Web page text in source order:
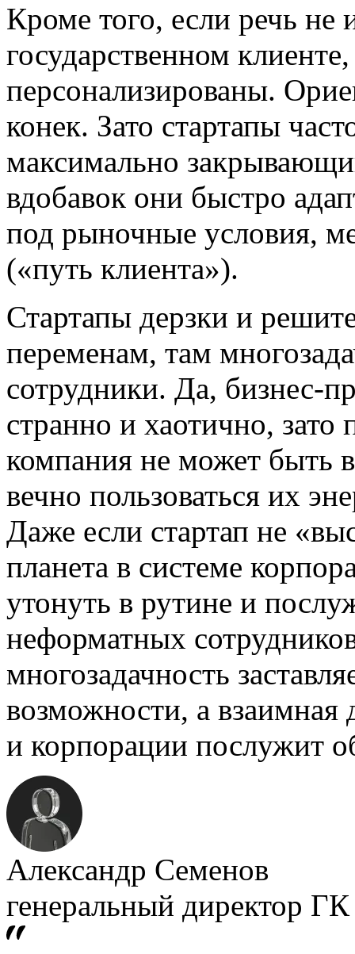
Кроме того, если речь не
государственном
персонализированы.
конек. Зато стартапы
максимально
вдобавок они быстро
под рыночные условия,
(«путь клиента»).
Стартапы дерзки и
переменам, там
сотрудники. Да, бизнес-
странно и хаотично,
компания не может быть
вечно пользоваться их
Даже если стартап не
планета в системе
утонуть в рутине и
неформатных
многозадачность
возможности, а взаимная
и корпорации послужит
Александр Семенов
генеральный директор